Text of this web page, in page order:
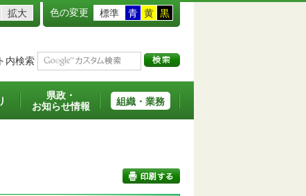
拡大 色の変更 標準 青 黄 黒
内検索
県政・
お知らせ情報
組織・業務